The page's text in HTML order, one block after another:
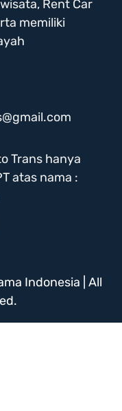
Rent Car
memiliki
Trans hanya
atas nama :
Indonesia | All